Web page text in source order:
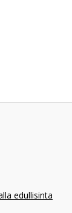
edullisinta